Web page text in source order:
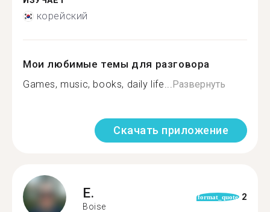
корейский
Мои любимые темы для разговора
Games, music, books, daily life...Развернуть
Скачать приложение
E.
Boise
format_quote 2